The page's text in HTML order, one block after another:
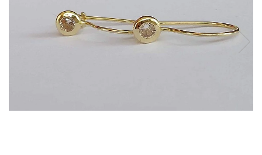
Cercei din aur dama
Cercei de aur lungi cu lant